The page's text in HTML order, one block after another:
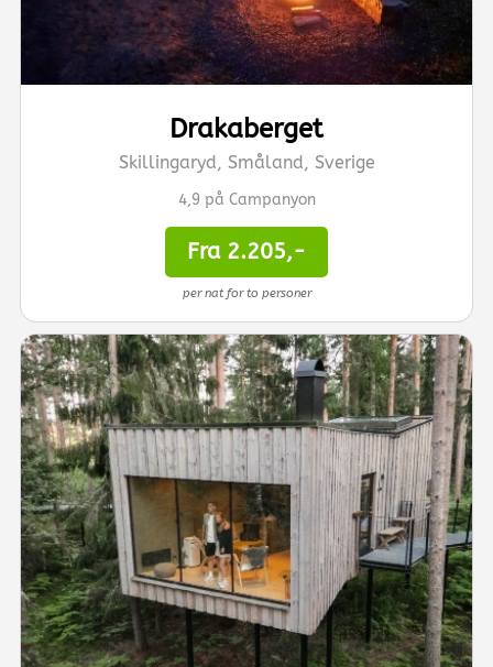
Drakaberget
Skillingaryd, Småland, Sverige
4,9 på Campanyon
Fra 2.205,-
per nat for to personer